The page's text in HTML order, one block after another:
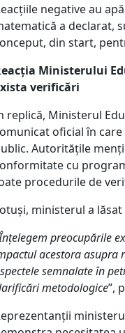
negative au
a declarat,
din start,
Ministerului
verificări
replică, Ministerul
oficial în
Autoritățile
cu
procedurile de
ministerul a
preocupările
acestora asupra
semnalate în
metodologice”,